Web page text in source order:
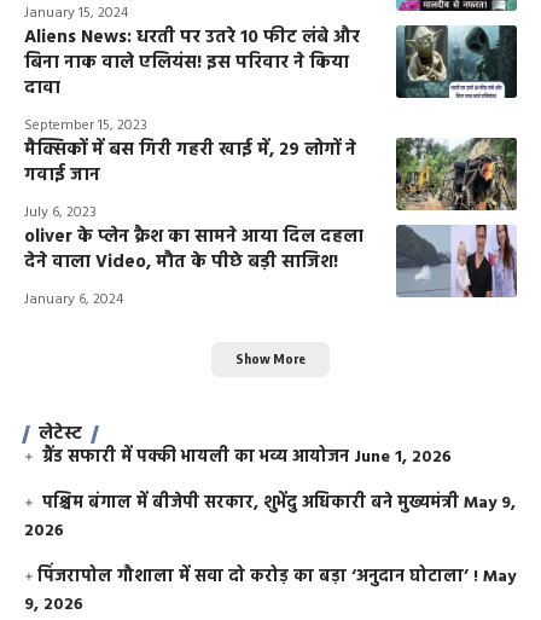
January 15, 2024
Aliens News: धरती पर उतरे 10 फीट लंबे और
बिना नाक वाले एलियंस! इस परिवार ने किया
दावा
September 15, 2023
मैक्सिकों में बस गिरी गहरी खाई में, 29 लोगों ने
गवाई जान
July 6, 2023
oliver के प्लेन क्रैश का सामने आया दिल दहला
देने वाला Video, मौत के पीछे बड़ी साजिश!
January 6, 2024
Show More
लेटेस्ट
ग्रैंड सफारी में पक्की भायली का भव्य आयोजन June 1, 2026
पश्चिम बंगाल में बीजेपी सरकार, शुभेंदु अधिकारी बने मुख्यमंत्रीMay 9,
2026
​पिंजरापोल गौशाला में सवा दो करोड़ का बड़ा ‘अनुदान घोटाला’ !May
9, 2026